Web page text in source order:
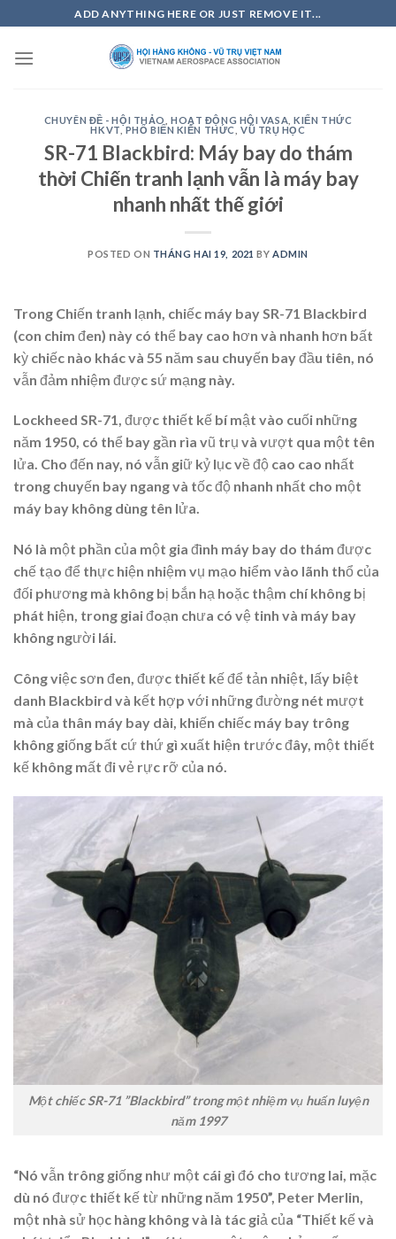
to
content
ADD ANYTHING HERE OR JUST REMOVE IT...
CHUYÊN ĐỀ - HỘI THẢO ,HOẠT ĐỘNG HỘI VASA ,KIẾN THỨC
HKVT ,PHỔ BIẾN KIẾN THỨC VŨ TRỤ HỌC
SR-71 Blackbird: Máy bay do thám
thời Chiến tranh lạnh vẫn là máy bay
nhanh nhất thế giới
POSTED ON THÁNG HAI 19, 2021 BY ADMIN
Trong Chiến tranh lạnh, chiếc máy bay SR-71 Blackbird
(con chim đen) này có thể bay cao hơn và nhanh hơn bất
kỳ chiếc nào khác và 55 năm sau chuyến bay đầu tiên, nó
vẫn đảm nhiệm được sứ mạng này.
Lockheed SR-71, được thiết kế bí mật vào cuối những
năm 1950, có thể bay gần rìa vũ trụ và vượt qua một tên
lửa. Cho đến nay, nó vẫn giữ kỷ lục về độ cao cao nhất
trong chuyến bay ngang và tốc độ nhanh nhất cho một
máy bay không dùng tên lửa.
Nó là một phần của một gia đình máy bay do thám được
chế tạo để thực hiện nhiệm vụ mạo hiểm vào lãnh thổ của
đối phương mà không bị bắn hạ hoặc thậm chí không bị
phát hiện, trong giai đoạn chưa có vệ tinh và máy bay
không người lái.
Công việc sơn đen, được thiết kế để tản nhiệt, lấy biệt
danh Blackbird và kết hợp với những đường nét mượt
mà của thân máy bay dài, khiến chiếc máy bay trông
không giống bất cứ thứ gì xuất hiện trước đây, một thiết
kế không mất đi vẻ rực rỡ của nó.
Một chiếc SR-71 ”Blackbird” trong một nhiệm vụ huấn luyện
năm 1997
“Nó vẫn trông giống như một cái gì đó cho tương lai, mặc
dù nó được thiết kế từ những năm 1950”, Peter Merlin,
một nhà sử học hàng không và là tác giả của “Thiết kế và